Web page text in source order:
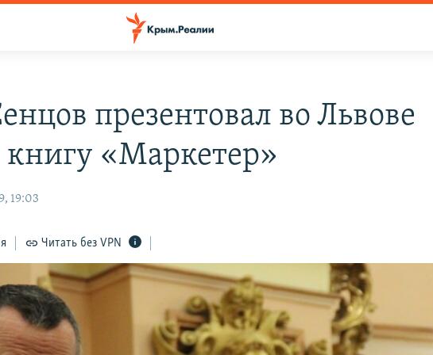
презентовал во Львове
«Маркетер»
19:03
Читать без VPN